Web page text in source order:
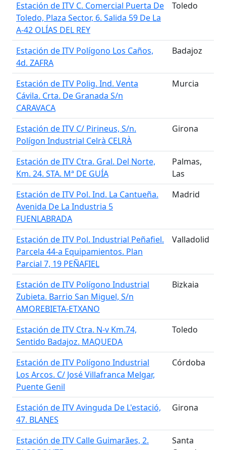
Estación de ITV C. Comercial Puerta De
Toledo, Plaza Sector, 6. Salida 59 De La
A-42 OLÍAS DEL REY
Toledo
Estación de ITV Polígono Los Caños,
4d. ZAFRA
Badajoz
Estación de ITV Polig. Ind. Venta
Cávila. Crta. De Granada S/n
CARAVACA
Murcia
Estación de ITV C/ Pirineus, S/n.
Polígon Industrial Celrà CELRÀ
Girona
Estación de ITV Ctra. Gral. Del Norte,
Km. 24. STA. Mª DE GUÍA
Palmas,
Las
Estación de ITV Pol. Ind. La Cantueña.
Avenida De La Industria 5
FUENLABRADA
Madrid
Estación de ITV Pol. Industrial Peñafiel.
Parcela 44-a Equipamientos. Plan
Parcial 7, 19 PEÑAFIEL
Valladolid
Estación de ITV Polígono Industrial
Zubieta. Barrio San Miguel, S/n
AMOREBIETA-ETXANO
Bizkaia
Estación de ITV Ctra. N-v Km.74,
Sentido Badajoz. MAQUEDA
Toledo
Estación de ITV Polígono Industrial
Los Arcos. C/ José Villafranca Melgar,
Puente Genil
Córdoba
Estación de ITV Avinguda De L'estació,
47. BLANES
Girona
Estación de ITV Calle Guimarães, 2.
Santa